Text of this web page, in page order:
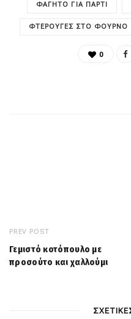
ΦΑΓΗΤΌ ΓΙΑ ΠΆΡΤΙ
ΦΤΕΡΟΎΓΕΣ ΣΤΟ ΦΟΎΡΝΟ
0
PREV POST
Γεμιστό κοτόπουλο με
προσούτο και χαλλούμι